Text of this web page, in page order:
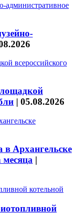
| 05.08.2026
в Архангельске
месяца |